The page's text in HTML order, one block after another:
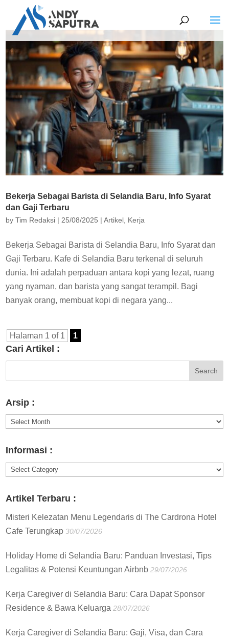
Bekerja Sebagai Barista di Selandia Baru, Info Syarat
dan Gaji Terbaru
byTim Redaksi | 25/08/2025 |Artikel Kerja
Bekerja Sebagai Barista di Selandia Baru, Info Syarat dan
Gaji Terbaru. Kafe di Selandia Baru terkenal di seluruh
dunia. Ini adalah perpaduan antara kopi yang lezat, ruang
yang nyaman, dan barista yang sangat terampil. Bagi
banyak orang, membuat kopi di negara yang...
Halaman 1 of 1 1
Cari Artikel :
Arsip :
Arsip
Informasi :
Informasi
Artikel Terbaru :
Misteri Kelezatan Menu Legendaris di The Cardrona Hotel
Cafe Terungkap 30/07/2026
Holiday Home di Selandia Baru: Panduan Investasi, Tips
Legalitas & Potensi Keuntungan Airbnb 29/07/2026
Kerja Caregiver di Selandia Baru: Cara Dapat Sponsor
Residence & Bawa Keluarga 28/07/2026
Kerja Caregiver di Selandia Baru: Gaji, Visa, dan Cara